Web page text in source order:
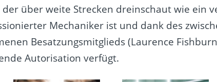
über weite Strecken dreinschaut wie ein
Mechaniker ist und dank des
Besatzungsmitglieds (Laurence
Autorisation verfügt.